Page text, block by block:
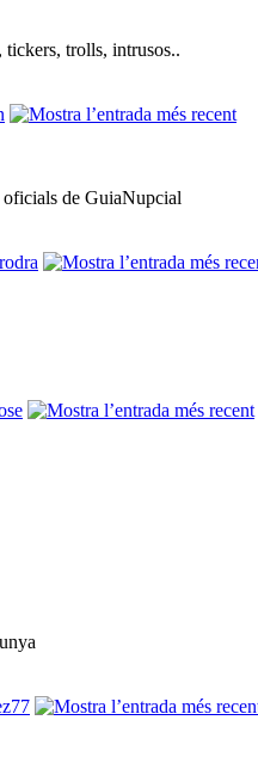
trolls, intrusos..
oficials de GuiaNupcial